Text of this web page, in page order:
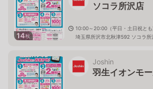
14枚
ソコラ所沢店
10:00～20:00（平日・土日祝と
埼玉県所沢市北秋津592 ソコラ所
Joshin
羽生イオンモ